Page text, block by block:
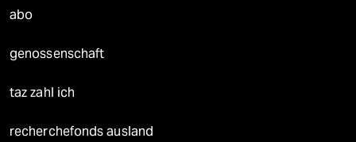
abo
genossenschaft
taz zahl ich
recherchefonds ausland